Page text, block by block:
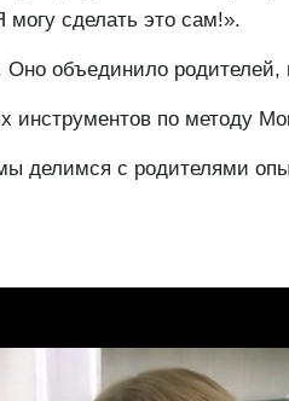
могу сделать это сам!».
объединило родителей,
инструментов по методу
делимся с родителями